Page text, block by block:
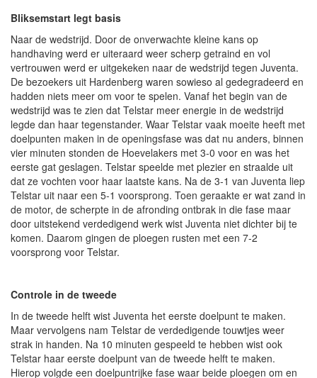
Bliksemstart legt basis
Naar de wedstrijd. Door de onverwachte kleine kans op
handhaving werd er uiteraard weer scherp getraind en vol
vertrouwen werd er uitgekeken naar de wedstrijd tegen Juventa.
De bezoekers uit Hardenberg waren sowieso al gedegradeerd en
hadden niets meer om voor te spelen. Vanaf het begin van de
wedstrijd was te zien dat Telstar meer energie in de wedstrijd
legde dan haar tegenstander. Waar Telstar vaak moeite heeft met
doelpunten maken in de openingsfase was dat nu anders, binnen
vier minuten stonden de Hoevelakers met 3-0 voor en was het
eerste gat geslagen. Telstar speelde met plezier en straalde uit
dat ze vochten voor haar laatste kans. Na de 3-1 van Juventa liep
Telstar uit naar een 5-1 voorsprong. Toen geraakte er wat zand in
de motor, de scherpte in de afronding ontbrak in die fase maar
door uitstekend verdedigend werk wist Juventa niet dichter bij te
komen. Daarom gingen de ploegen rusten met een 7-2
voorsprong voor Telstar.
Controle in de tweede
In de tweede helft wist Juventa het eerste doelpunt te maken.
Maar vervolgens nam Telstar de verdedigende touwtjes weer
strak in handen. Na 10 minuten gespeeld te hebben wist ook
Telstar haar eerste doelpunt van de tweede helft te maken.
Hierop volgde een doelpuntrijke fase waar beide ploegen om en